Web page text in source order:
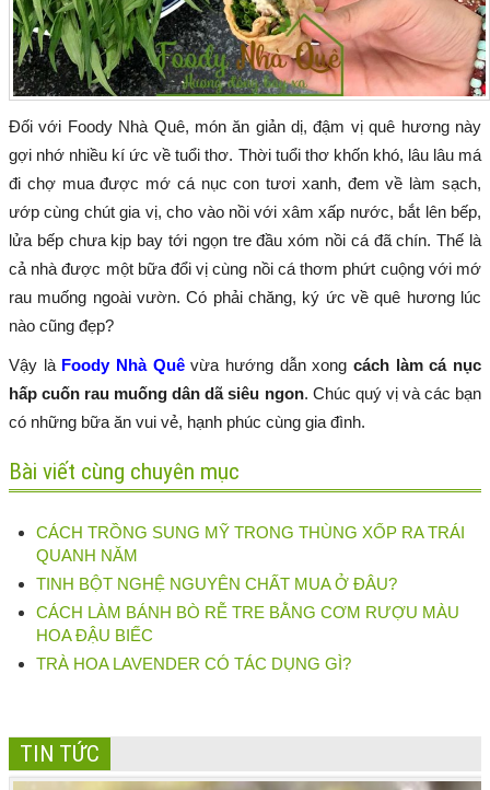
Đối với Foody Nhà Quê, món ăn giản dị, đậm vị quê hương này
gợi nhớ nhiều kí ức về tuổi thơ. Thời tuổi thơ khốn khó, lâu lâu má
đi chợ mua được mớ cá nục con tươi xanh, đem về làm sạch,
ướp cùng chút gia vị, cho vào nồi với xâm xấp nước, bắt lên bếp,
lửa bếp chưa kịp bay tới ngọn tre đầu xóm nồi cá đã chín. Thế là
cả nhà được một bữa đổi vị cùng nồi cá thơm phứt cuộng với mớ
rau muống ngoài vườn. Có phải chăng, ký ức về quê hương lúc
nào cũng đẹp?
Vậy là Foody Nhà Quêvừa hướng dẫn xongcách làm cá nục
hấp cuốn rau muống dân dã siêu ngon. Chúc quý vị và các bạn
có những bữa ăn vui vẻ, hạnh phúc cùng gia đình.
Bài viết cùng chuyên mục
CÁCH TRỒNG SUNG MỸ TRONG THÙNG XỐP RA TRÁI
QUANH NĂM
TINH BỘT NGHỆ NGUYÊN CHẤT MUA Ở ĐÂU?
CÁCH LÀM BÁNH BÒ RỄ TRE BẰNG CƠM RƯỢU MÀU
HOA ĐẬU BIẾC
TRÀ HOA LAVENDER CÓ TÁC DỤNG GÌ?
TIN TỨC